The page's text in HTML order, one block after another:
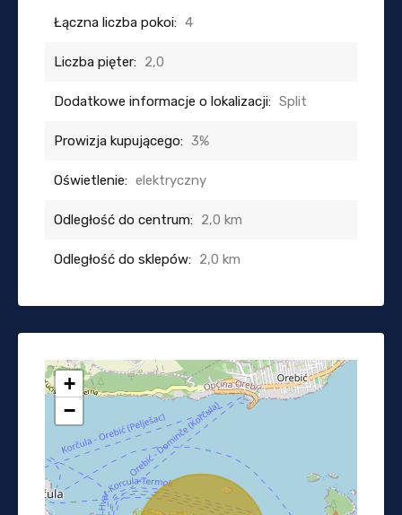
Łączna liczba pokoi: 4
Liczba pięter: 2,0
Dodatkowe informacje o lokalizacji: Split
Prowizja kupującego: 3%
Oświetlenie: elektryczny
Odległość do centrum: 2,0 km
Odległość do sklepów: 2,0 km
+
−